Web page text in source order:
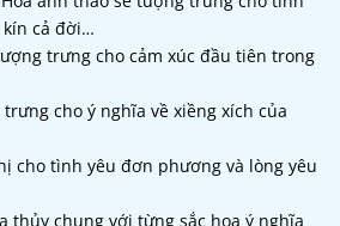
kín cả đời…
trưng cho cảm xúc đầu tiên trong
cho ý nghĩa về xiềng xích của
cho tình yêu đơn phương và lòng yêu
thủy chung với từng sắc hoa ý nghĩa